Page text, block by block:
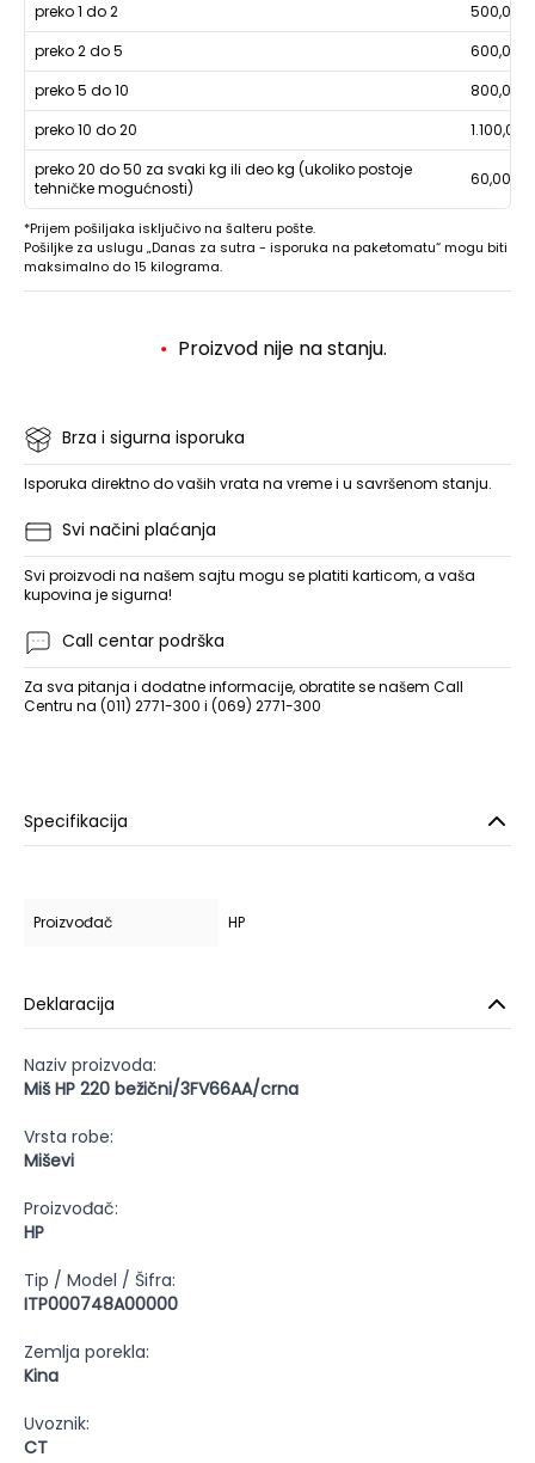
preko 1 do 2
500,00
preko 2 do 5
600,00
preko 5 do 10
800,00
preko 10 do 20
1.100,00
preko 20 do 50 za svaki kg ili deo kg (ukoliko postoje
tehničke mogućnosti)
60,00
*Prijem pošiljaka isključivo na šalteru pošte.
Pošiljke za uslugu „Danas za sutra - isporuka na paketomatu“ mogu biti
maksimalno do 15 kilograma.
Proizvod nije na stanju.
Brza i sigurna isporuka
Isporuka direktno do vaših vrata na vreme i u savršenom stanju.
Svi načini plaćanja
Svi proizvodi na našem sajtu mogu se platiti karticom, a vaša
kupovina je sigurna!
Call centar podrška
Za sva pitanja i dodatne informacije, obratite se našem Call
Centru na (011) 2771-300 i (069) 2771-300
Specifikacija
Proizvođač HP
Deklaracija
Naziv proizvoda:
Miš HP 220 bežični/3FV66AA/crna
Vrsta robe:
Miševi
Proizvođač:
HP
Tip / Model / Šifra:
ITP000748A00000
Zemlja porekla:
Kina
Uvoznik:
CT